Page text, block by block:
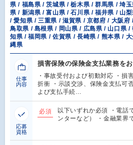
県 / 福島県 / 茨城県 / 栃木県 / 群馬県 / 埼
県 / 新潟県 / 富山県 / 石川県 / 福井県 / 山
/ 愛知県 / 三重県 / 滋賀県 / 京都府 / 大阪
鳥取県 / 島根県 / 岡山県 / 広島県 / 山口県
知県 / 福岡県 / 佐賀県 / 長崎県 / 熊本県 /
縄県
仕事
内容
損害保険の保険金支払業務をお
・事故受付および初動対応 ・損
折衝 ・示談交渉、保険金支払可
よび支払手続…
応募
資格
必須
以下いずれか必須 ・電話
ンターなど） ・金融業界